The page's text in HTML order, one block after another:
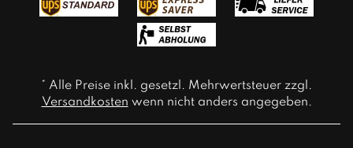
* Alle Preise inkl. gesetzl. Mehrwertsteuer zzgl.
Versandkosten wenn nicht anders angegeben.